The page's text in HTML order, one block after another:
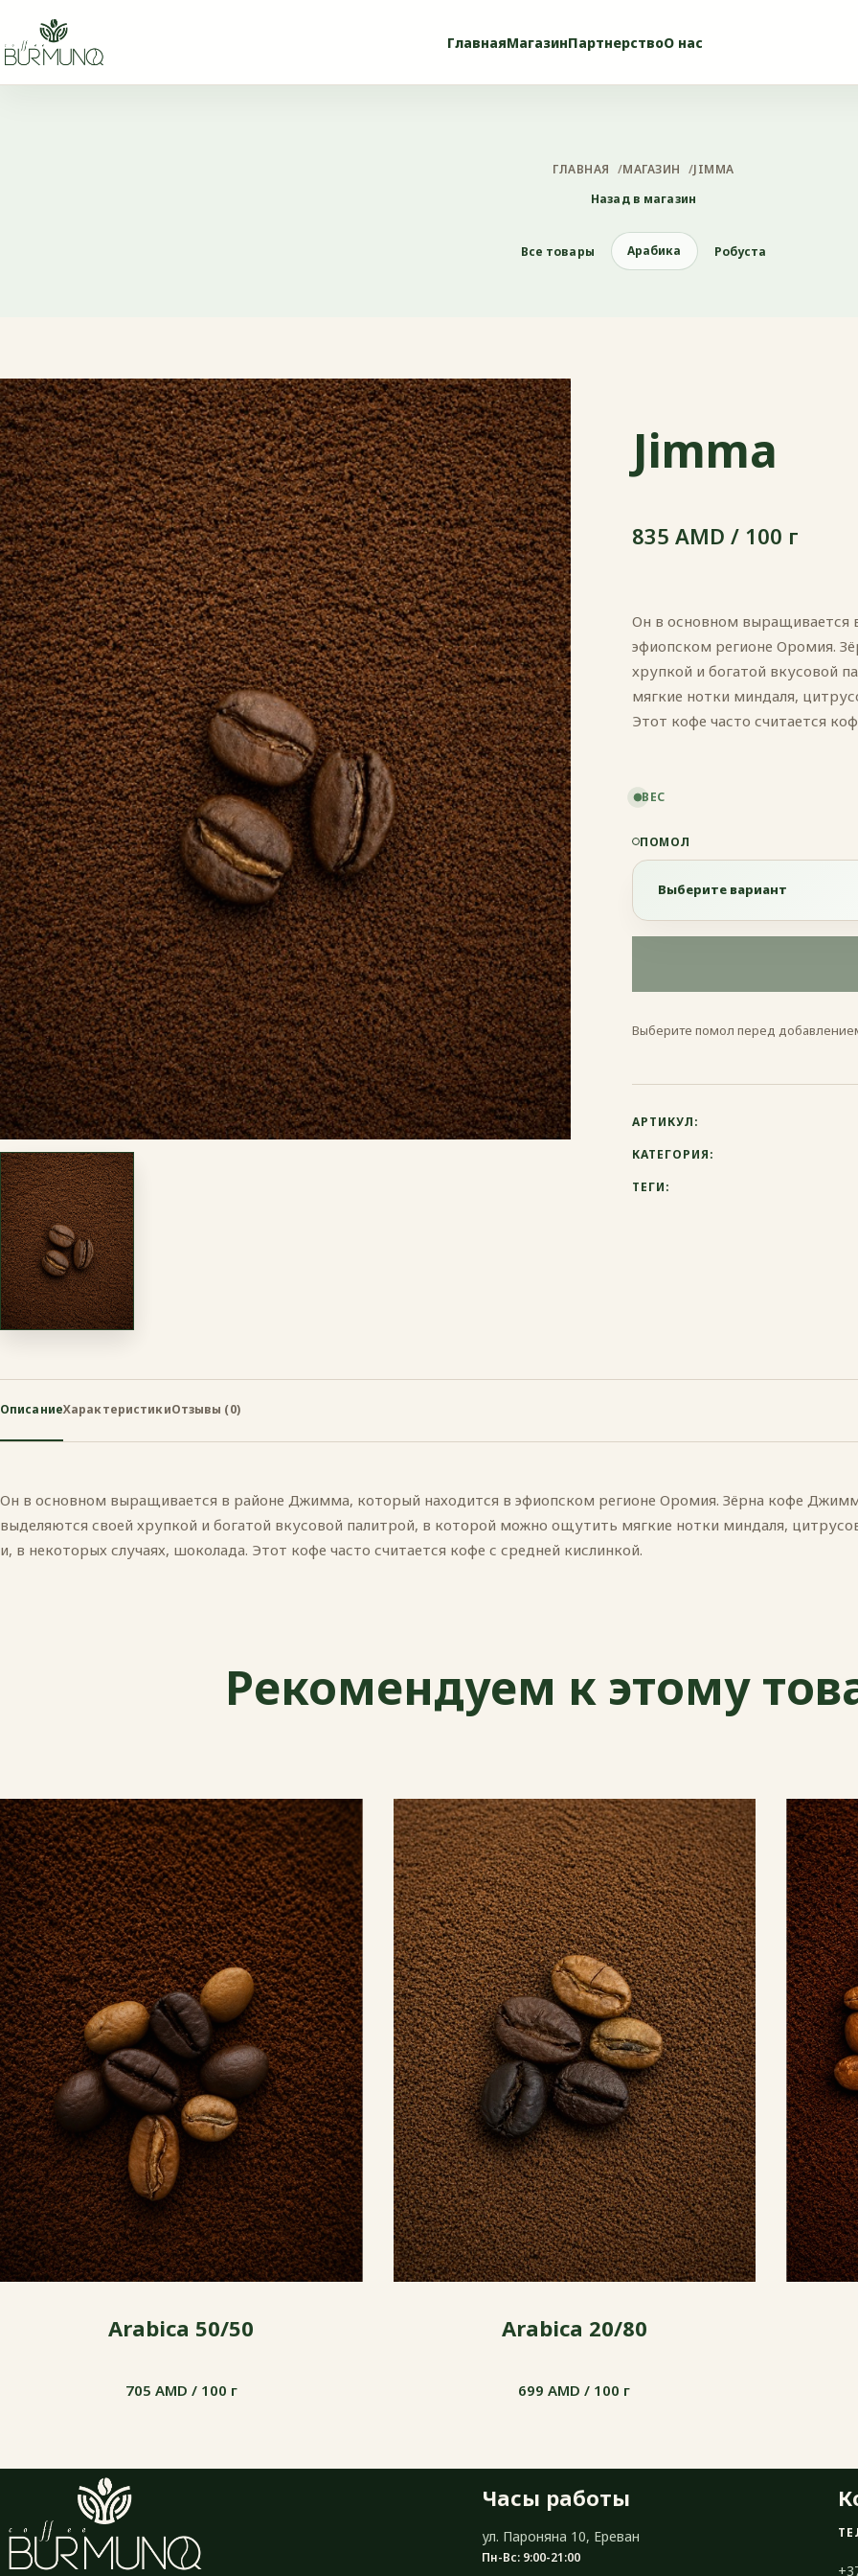
ГлавнаяМагазинПартнерствоО нас
ГЛАВНАЯ /МАГАЗИН /JIMMA
Назад в магазин
Все товары Арабика Робуста
Jimma
835 AMD / 100 г
Он в основном выращивается
эфиопском регионе Оромия.
хрупкой и богатой вкусовой
мягкие нотки миндаля,
Этот кофе часто считается
ВЕС
ПОМОЛ
Выберите вариант
Эспрессо
Френч-пресс
Гейзерная
Выберите помол перед
АРТИКУЛ:
КАТЕГОРИЯ:
ТЕГИ:
ОписаниеХарактеристикиОтзывы (0)
Он в основном выращивается в районе Джимма, который находится в эфиопском регионе Оромия. Зёрна кофе
выделяются своей хрупкой и богатой вкусовой палитрой, в которой можно ощутить мягкие нотки миндаля,
и, в некоторых случаях, шоколада. Этот кофе часто считается кофе с средней кислинкой.
Рекомендуем к этому
Arabica 50/50
705 AMD / 100 г
Arabica 20/80
699 AMD / 100 г
Часы работы
ул. Пароняна 10, Ереван
Пн-Вс: 9:00-21:00